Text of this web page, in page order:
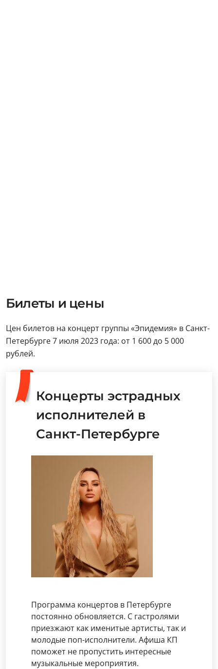
Билеты и цены
Цен билетов на концерт группы «Эпидемия» в Санкт-
Петербурге 7 июля 2023 года: от 1 600 до 5 000
рублей.
Концерты эстрадных
исполнителей в
Санкт-Петербурге
Программа концертов в Петербурге
постоянно обновляется. С гастролями
приезжают как именитые артисты, так и
молодые поп-исполнители. Афиша КП
поможет не пропустить интересные
музыкальные мероприятия.